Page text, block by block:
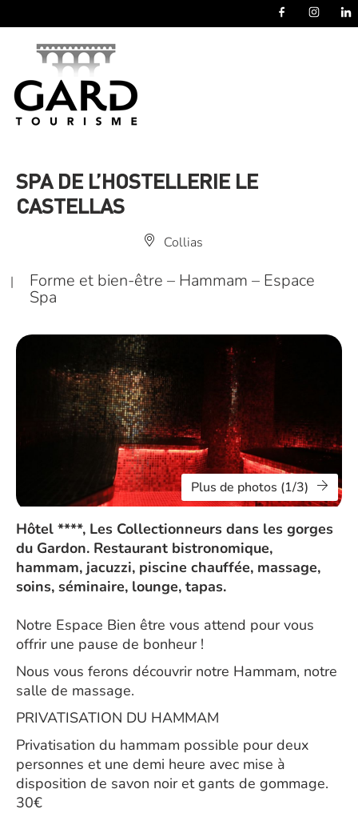
SPA DE L’HOSTELLERIE LE
CASTELLAS
Collias
| Forme et bien-être – Hammam – Espace
Spa
Plus de photos (1/3)
Hôtel ****, Les Collectionneurs dans les gorges
du Gardon. Restaurant bistronomique,
hammam, jacuzzi, piscine chauffée, massage,
soins, séminaire, lounge, tapas.
Notre Espace Bien être vous attend pour vous
offrir une pause de bonheur !
Nous vous ferons découvrir notre Hammam, notre
salle de massage.
PRIVATISATION DU HAMMAM
Privatisation du hammam possible pour deux
personnes et une demi heure avec mise à
disposition de savon noir et gants de gommage.
30€